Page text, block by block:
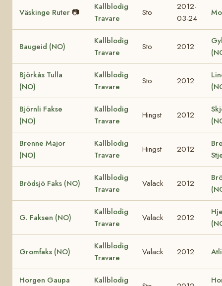
Väskinge Ruter 📷
Kallblodig
Travare
Sto
2012-
03-24
Baugeid (NO)
Kallblodig
Travare
Sto 2012
Björkås Tulla
(NO)
Kallblodig
Travare
Sto 2012
Björnli Fakse
(NO)
Kallblodig
Travare
Hingst 2012
Brenne Major
(NO)
Kallblodig
Travare
Hingst 2012
Brödsjö Faks (NO)
Kallblodig
Travare
Valack 2012
G. Faksen (NO)
Kallblodig
Travare
Valack 2012
Gromfaks (NO)
Kallblodig
Travare
Valack 2012
Horgen Gaupa Kallblodig